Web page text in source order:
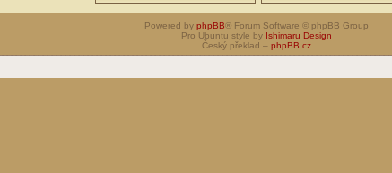
Powered by phpBB® Forum Software © phpBB Group
Pro Ubuntu style by Ishimaru Design
Český překlad – phpBB.cz